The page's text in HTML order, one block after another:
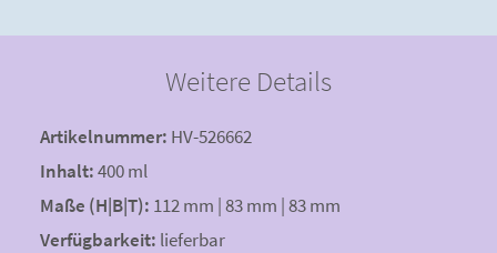
Weitere Details
Artikelnummer: HV-526662
Inhalt:400 ml
Maße (H|B|T): 112 mm | 83 mm | 83 mm
Verfügbarkeit: lieferbar